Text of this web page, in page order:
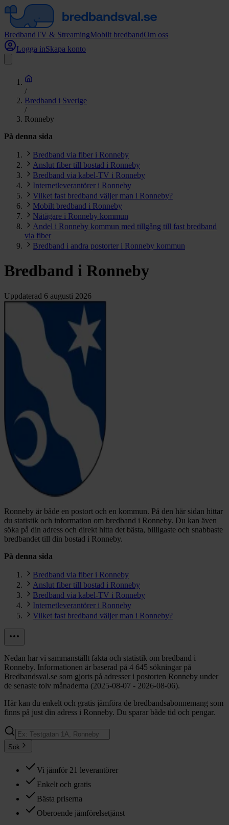
BredbandTV & StreamingMobilt bredbandOm oss
Logga inSkapa konto
/
Bredband i Sverige
/
Ronneby
På denna sida
Bredband via fiber i Ronneby
Anslut fiber till bostad i Ronneby
Bredband via kabel-TV i Ronneby
Internetleverantörer i Ronneby
Vilket fast bredband väljer man i Ronneby?
Mobilt bredband i Ronneby
Nätägare i Ronneby kommun
Andel i Ronneby kommun med tillgång till fast bredband
via fiber
Bredband i andra postorter i Ronneby kommun
Bredband i Ronneby
Uppdaterad 6 augusti 2026
Ronneby är både en postort och en kommun. På den här sidan hittar
du statistik och information om bredband i Ronneby. Du kan även
söka på din adress och direkt hitta det bästa, billigaste och snabbaste
bredbandet till din bostad i Ronneby.
På denna sida
Bredband via fiber i Ronneby
Anslut fiber till bostad i Ronneby
Bredband via kabel-TV i Ronneby
Internetleverantörer i Ronneby
Vilket fast bredband väljer man i Ronneby?
Nedan har vi sammanställt fakta och statistik om bredband i
Ronneby. Informationen är baserad på 4 645 sökningar på
Bredbandsval.se som gjorts på adresser i postorten Ronneby under
de senaste tolv månaderna (2025-08-07 - 2026-08-06).
Här kan du enkelt och gratis jämföra de bredbandsabonnemang som
finns på just din adress i Ronneby. Du sparar både tid och pengar.
Sök
Vi jämför 21 leverantörer
Enkelt och gratis
Bästa priserna
Oberoende jämförelsetjänst